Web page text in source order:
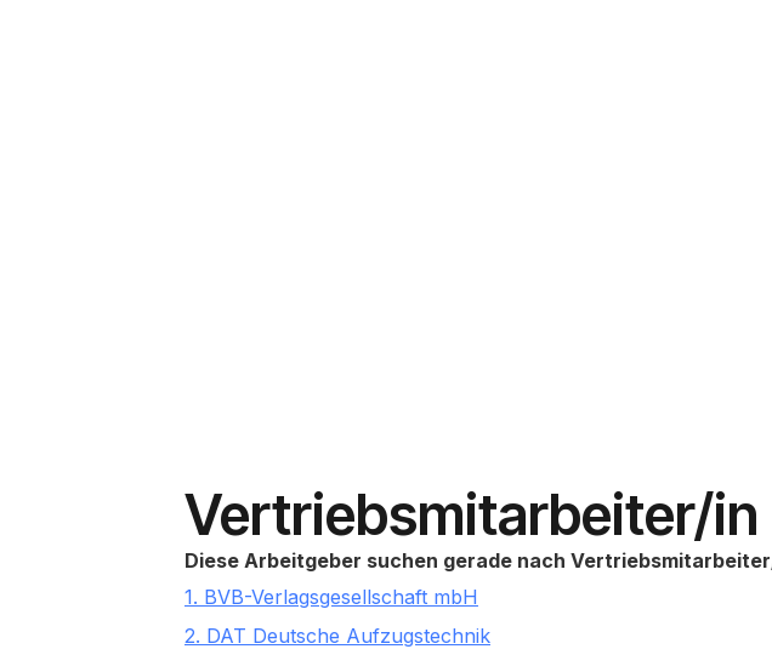
Vertriebsmitarbeiter/in
Diese Arbeitgeber suchen gerade nach
1. BVB-Verlagsgesellschaft mbH
2. DAT Deutsche Aufzugstechnik